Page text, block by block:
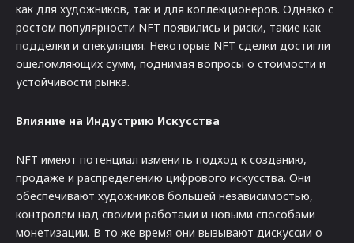
как для художников, так и для коллекционеров. Однако с
ростом популярности NFT появились и риски, такие как
подделки и спекуляция. Некоторые NFT сделки достигли
ошеломляющих сумм, поднимая вопросы о стоимости и
устойчивости рынка.
Влияние на Индустрию Искусства
NFT имеют потенциал изменить подход к созданию,
продаже и распределению цифрового искусства. Они
обеспечивают художников большей независимостью,
контролем над своими работами и новыми способами
монетизации. В то же время они вызывают дискуссии о